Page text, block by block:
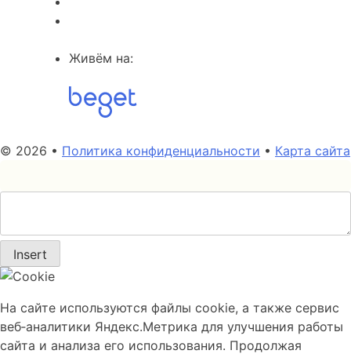
Живём на:
© 2026 • Политика конфиденциальности • Карта сайта
Insert
На сайте используются файлы cookie, а также сервис
веб‑аналитики Яндекс.Метрика для улучшения работы
сайта и анализа его использования. Продолжая